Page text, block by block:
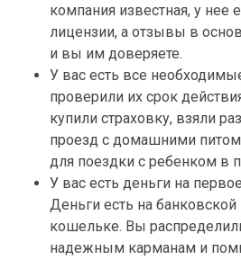
компания известная, у нее
лицензии, а отзывы в
и вы им доверяете.
У вас есть все
проверили их срок
купили страховку, взяли
проезд с домашними
для поездки с ребенком в
У вас есть деньги на
Деньги есть на
кошельке. Вы
надежным карманам и